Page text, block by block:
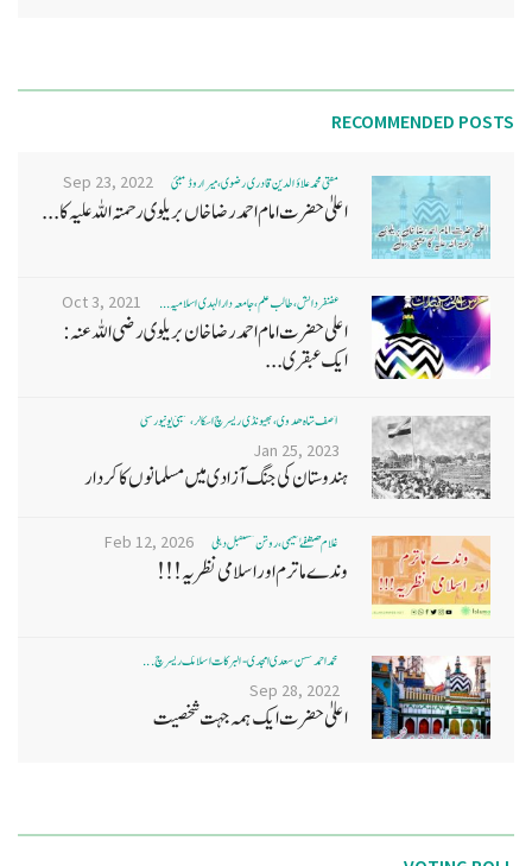
RECOMMENDED POSTS
مفتی محمد علاؤ الدین قادری رضوی ، میرا روڈ ممبئی Sep 23, 2022
اعلیٰ حضرت امام احمد رضا خاں بر یلو ی رحمتہ اللہ علیہ کا...
غضنفر دانش، طالب علم، جامعہ دارالہدی اسلامیہ ... Oct 3, 2021
اعلی حضرت امام احمد رضا خان بریلوی رضی اللہ عنہ:
ایک عبقری...
آصف شاہ ھدوی، بھیونڈی ریسرچ اسکالر، ممبئی یونیورسٹی
Jan 25, 2023
ہندوستان کی جنگ آزادی میں مسلمانوں کا کردار
غلام مصطفےٰ نعیمی، روشن مستقبل دہلی Feb 12, 2026
وندے ماترم اور اسلامی نظریہ!!!
محمد احمد حسن سعدی امجدی - البرکات اسلامک ریسرچ ...
Sep 28, 2022
اعلیٰ حضرت ایک ہمہ جہت شخصیت